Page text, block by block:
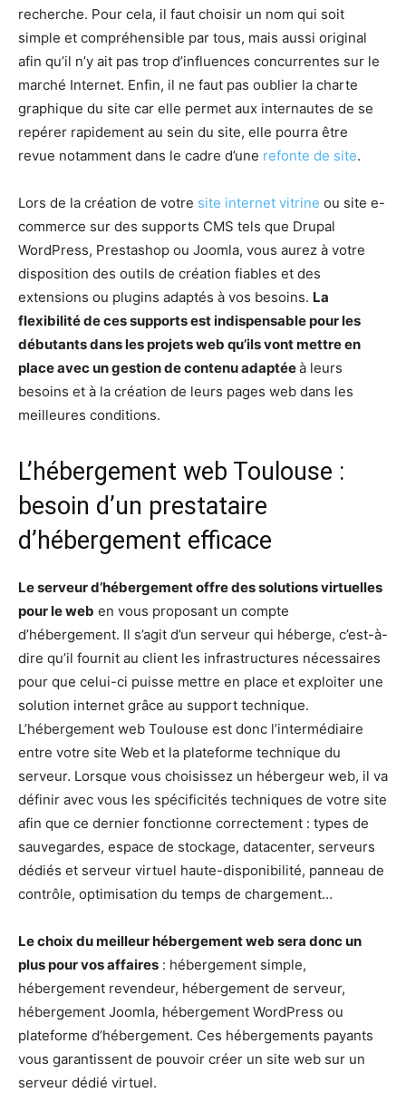
recherche. Pour cela, il faut choisir un nom qui soit
simple et compréhensible par tous, mais aussi original
afin qu’il n’y ait pas trop d’influences concurrentes sur le
marché Internet. Enfin, il ne faut pas oublier la charte
graphique du site car elle permet aux internautes de se
repérer rapidement au sein du site, elle pourra être
revue notamment dans le cadre d’une refonte de site.
Lors de la création de votre site internet vitrine ou site e-
commerce sur des supports CMS tels que Drupal
WordPress, Prestashop ou Joomla, vous aurez à votre
disposition des outils de création fiables et des
extensions ou plugins adaptés à vos besoins. La
flexibilité de ces supports est indispensable pour les
débutants dans les projets web qu’ils vont mettre en
place avec un gestion de contenu adaptéeà leurs
besoins et à la création de leurs pages web dans les
meilleures conditions.
L’hébergement web Toulouse :
besoin d’un prestataire
d’hébergement efficace
Le serveur d’hébergement offre des solutions virtuelles
pour le web en vous proposant un compte
d’hébergement. Il s’agit d’un serveur qui héberge, c’est-à-
dire qu’il fournit au client les infrastructures nécessaires
pour que celui-ci puisse mettre en place et exploiter une
solution internet grâce au support technique.
L’hébergement web Toulouse est donc l’intermédiaire
entre votre site Web et la plateforme technique du
serveur. Lorsque vous choisissez un hébergeur web, il va
définir avec vous les spécificités techniques de votre site
afin que ce dernier fonctionne correctement : types de
sauvegardes, espace de stockage, datacenter, serveurs
dédiés et serveur virtuel haute-disponibilité, panneau de
contrôle, optimisation du temps de chargement…
Le choix du meilleur hébergement web sera donc un
plus pour vos affaires : hébergement simple,
hébergement revendeur, hébergement de serveur,
hébergement Joomla, hébergement WordPress ou
plateforme d’hébergement. Ces hébergements payants
vous garantissent de pouvoir créer un site web sur un
serveur dédié virtuel.